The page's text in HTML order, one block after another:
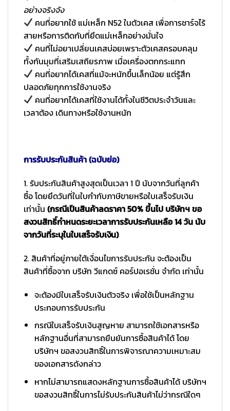
อย่างจริงจัง
คนที่อยากใช้ แม่เหล็ก N52 ในตัวเคส เพื่อการชาร์จไร้
สายหรือการติดกับที่ยึดแม่เหล็กอย่างมั่นใจ
คนที่ไม่อยาเปลี่ยนเคสบ่อยเพราะตัวเคสครอบคลุม
ทั้งกันมุมที่เสริมเสถียรภาพ เมื่อเครื่องตกกระแทก
คนที่อยากได้เคสที่แม้จะหนักขึ้นเล็กน้อย แต่รู้สึก
ปลอดภัยทุกการใช้งานจริง
คนที่อยากได้เคสที่ใช้งานได้ทั้งในชีวิตประจำวันและ
เวลาต้อง เดินทางหรือใช้งานหนัก
การรับประกันสินค้า (ฉบับย่อ)
1. รับประกันสินค้าสูงสุดเป็นเวลา 1 ปี นับจากวันที่ลูกค้า
ซื้อ โดยยึดวันที่ในใบกำกับภาษีขายหรือใบเสร็จรับเงิน
เท่านั้น (กรณีเป็นสินค้าลดราคา 50% ขึ้นไป บริษัทฯ ขอ
สงวนสิทธิ์กำหนดระยะเวลาการรับประกันเหลือ 14 วัน นับ
จากวันที่ระบุในใบเสร็จรับเงิน)
2. สินค้าที่อยู่ภายใต้เงื่อนไขการรับประกัน จะต้องเป็น
สินค้าที่ซื้อจาก บริษัท วีแกดซ์ คอร์ปอเรชั่น จำกัด เท่านั้น
จะต้องมีใบเสร็จรับเงินตัวจริง เพื่อใช้เป็นหลักฐาน
ประกอบการรับประกัน
กรณีใบเสร็จรับเงินสูญหาย สามารถใช้เอกสารหรือ
หลักฐานอื่นที่สามารถยืนยันการซื้อสินค้าได้ โดย
บริษัทฯ ขอสงวนสิทธิ์ในการพิจารณาความเหมาะสม
ของเอกสารดังกล่าว
หากไม่สามารถแสดงหลักฐานการซื้อสินค้าได้ บริษัทฯ
ขอสงวนสิทธิ์ในการไม่รับประกันสินค้าไม่ว่ากรณีใดๆ